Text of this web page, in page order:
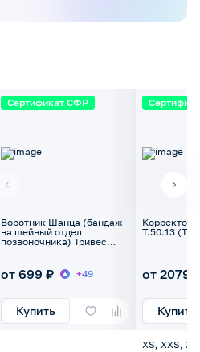
Сертификат СФР
Воротник Шанца (бандаж
на шейный отдел
позвоночника) Тривес
от 699 ₽ +49
Купить
Корректор
Т.50.13 (Т-
от 2079
Купить
XS, XXS,